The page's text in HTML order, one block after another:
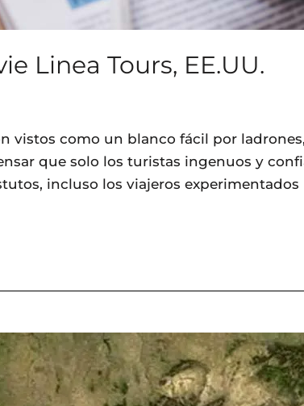
Linea Tours, EE.UU.
vistos como un blanco fácil por
que solo los turistas ingenuos y
incluso los viajeros experimentados